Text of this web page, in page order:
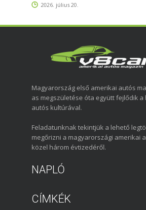
2026. július 20.
Magyarország első amerikai autós
as megszületése óta együtt fejlődik a
autós kultúrával.
Feladatunknak tekintjük a lehető
megőrizni a magyarországi amerikai
közel három évtizedéről.
NAPLÓ
CÍMKÉK